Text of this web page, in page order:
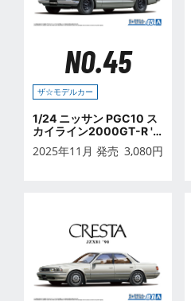
NO.45
ザ☆モデルカー
1/24 ニッサン PGC10 ス
カイライン2000GT-R '7
2025年11月 発売 3,080円